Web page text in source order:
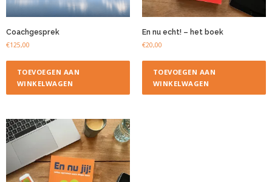
Coachgesprek
€125,00
TOEVOEGEN AAN
WINKELWAGEN
En nu echt! – het boek
€20,00
TOEVOEGEN AAN
WINKELWAGEN